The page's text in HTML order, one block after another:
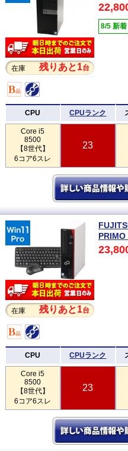
在庫 残りあと1台
8/5 新着
CPU CPUランク
Core i5
8500
【8世代】
6コア6スレ
23
在庫 残りあと1台
CPU CPUランク
Core i5
8500
【8世代】
6コア6スレ
23